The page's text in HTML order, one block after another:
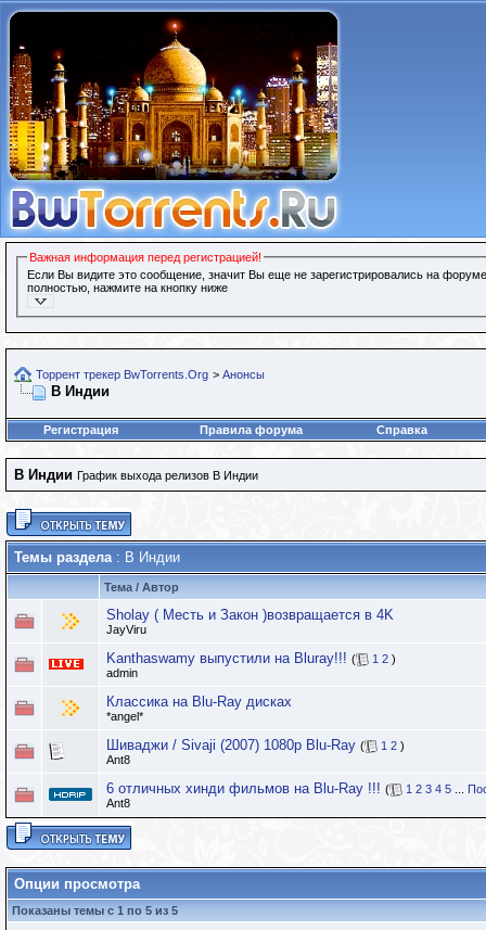
Важная информация перед регистрацией!
Если Вы видите это сообщение, значит Вы еще не зарегистрировались на
полностью, нажмите на кнопку ниже
Торрент трекер BwTorrents.Org > Анонсы
В Индии
Регистрация Правила форума Справка
В Индии График выхода релизов В Индии
Темы раздела: В Индии
Тема / Автор
Sholay ( Месть и Закон )возвращается в 4K
JayViru
Kanthaswamy выпустили на Bluray!!! ( 1 2 )
admin
Классика на Blu-Ray дисках
*angel*
Шиваджи / Sivaji (2007) 1080p Blu-Ray ( 1 2 )
Ant8
6 отличных хинди фильмов на Blu-Ray !!! ( 1 2 3 4 5
Ant8
Опции просмотра
Показаны темы с 1 по 5 из 5